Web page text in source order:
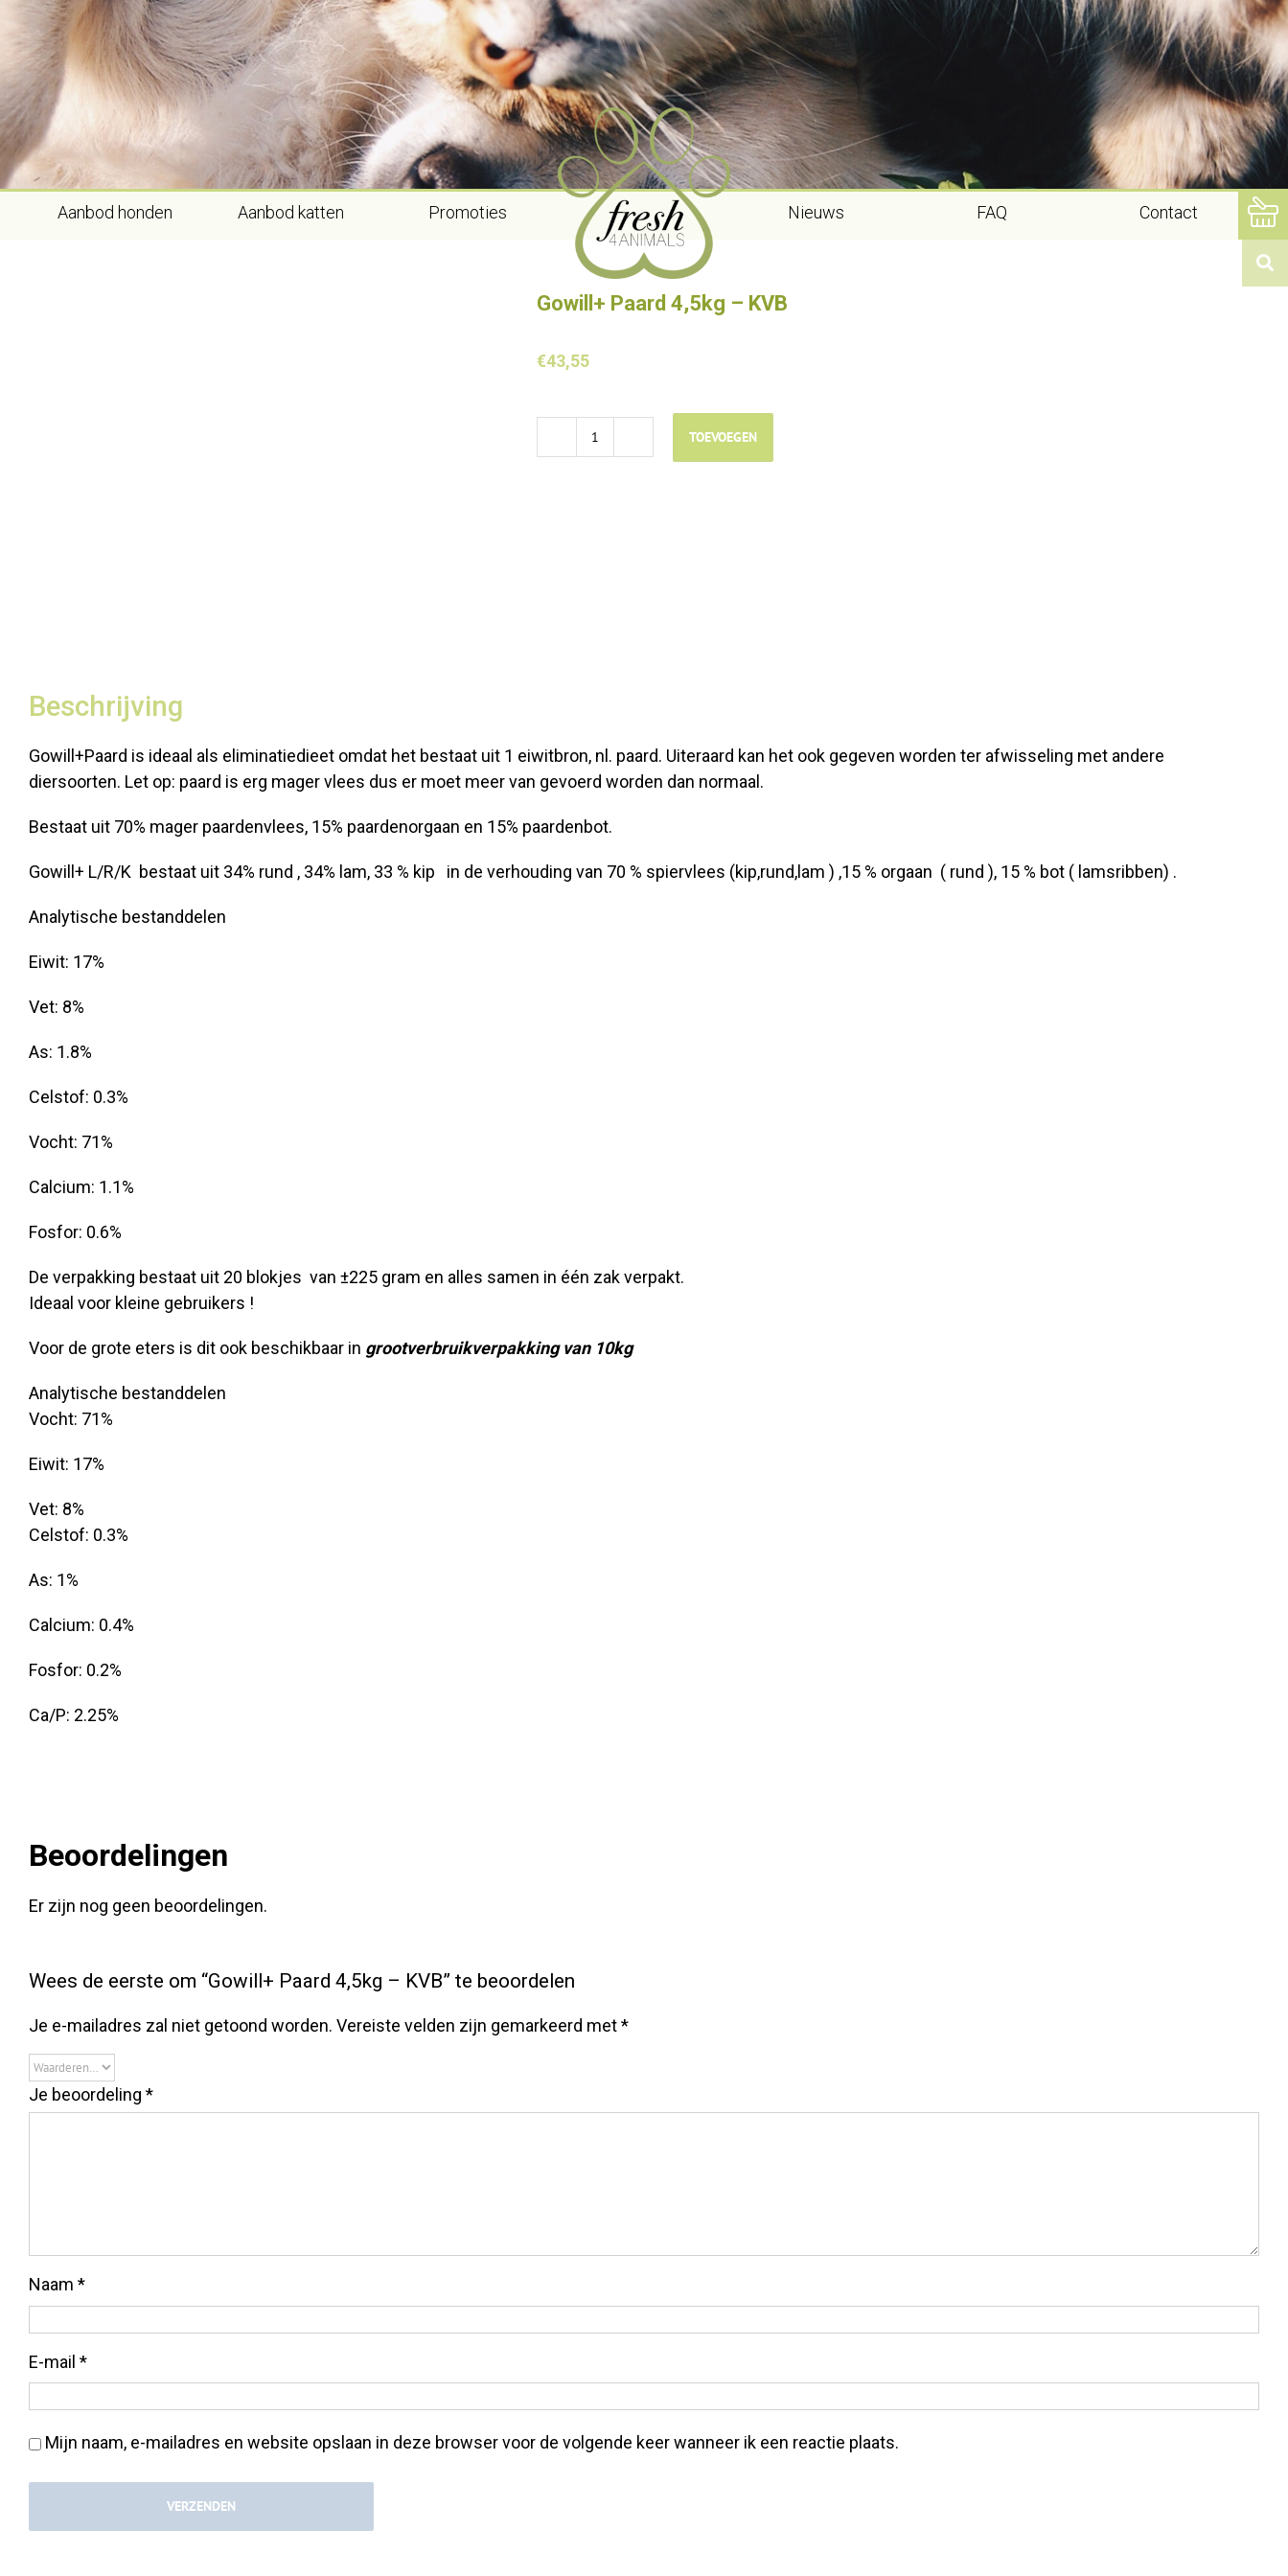
Skip
content
Aanbod honden Aanbod katten Promoties Nieuws FAQ Contact
Gowill+ Paard 4,5kg – KVB
€43,55
Gowill+
TOEVOEGEN
Beschrijving
Gowill+Paard is ideaal als eliminatiedieet omdat het bestaat uit 1 eiwitbron, nl. paard. Uiteraard kan het ook gegeven worden ter afwisseling met andere
diersoorten. Let op: paard is erg mager vlees dus er moet meer van gevoerd worden dan normaal.
Bestaat uit 70% mager paardenvlees, 15% paardenorgaan en 15% paardenbot.
Gowill+ L/R/K bestaat uit 34% rund , 34% lam, 33 % kip in de verhouding van 70 % spiervlees (kip,rund,lam ) ,15 % orgaan ( rund ), 15 % bot ( lamsribben) .
Analytische bestanddelen
Eiwit: 17%
Vet: 8%
As: 1.8%
Celstof: 0.3%
Vocht: 71%
Calcium: 1.1%
Fosfor: 0.6%
De verpakking bestaat uit 20 blokjes van ±225 gram en alles samen in één zak verpakt.
Ideaal voor kleine gebruikers !
Voor de grote eters is dit ook beschikbaar in grootverbruikverpakking van 10kg
Analytische bestanddelen
Vocht: 71%
Eiwit: 17%
Vet: 8%
Celstof: 0.3%
As: 1%
Calcium: 0.4%
Fosfor: 0.2%
Ca/P: 2.25%
Beoordelingen
Er zijn nog geen beoordelingen.
Wees de eerste om “Gowill+ Paard 4,5kg – KVB” te beoordelen
Je e-mailadres zal niet getoond worden. Vereiste velden zijn gemarkeerd met*
Je beoordeling *
Naam *
E-mail *
Mijn naam, e-mailadres en website opslaan in deze browser voor de volgende keer wanneer ik een reactie plaats.